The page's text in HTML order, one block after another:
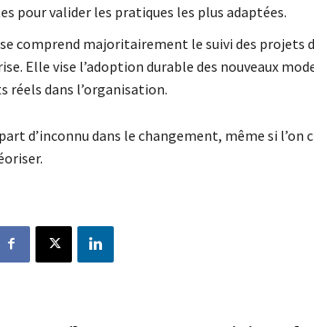
pour valider les pratiques les plus adaptées.
comprend majoritairement le suivi des projets
Elle vise l’adoption durable des nouveaux
réels dans l’organisation.
d’inconnu dans le changement, même si l’on